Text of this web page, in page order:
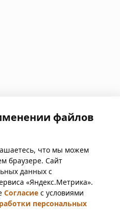
файлов
что мы можем
браузере. Сайт
данных с
«Яндекс.Метрика».
Согласие с условиями
персональных